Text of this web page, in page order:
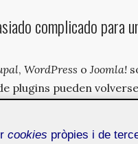
complicado para
, WordPress o Joomla!
plugins pueden
este tema
cookies pròpies i de